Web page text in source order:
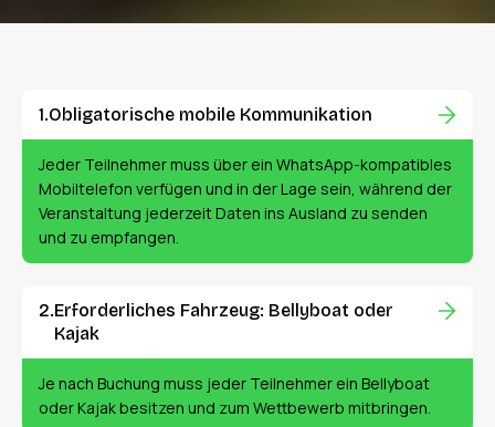
Obligatorische mobile Kommunikation
Jeder Teilnehmer muss über ein WhatsApp-kompatibles
Mobiltelefon verfügen und in der Lage sein, während der
Veranstaltung jederzeit Daten ins Ausland zu senden
und zu empfangen.
Erforderliches Fahrzeug: Bellyboat oder
Kajak
Je nach Buchung muss jeder Teilnehmer ein Bellyboat
oder Kajak besitzen und zum Wettbewerb mitbringen.